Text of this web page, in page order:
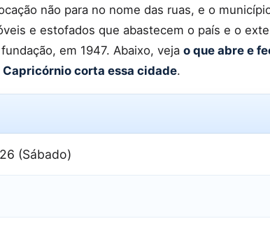
não para no nome das ruas, e o
e estofados que abastecem o país e o
em 1947. Abaixo, veja o que abre e
Capricórnio corta essa cidade.
(Sábado)